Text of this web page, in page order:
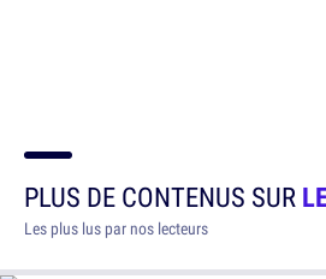
PLUS DE CONTENUS SUR
Les plus lus par nos lecteurs